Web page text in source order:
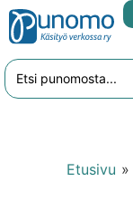
Etusivu »